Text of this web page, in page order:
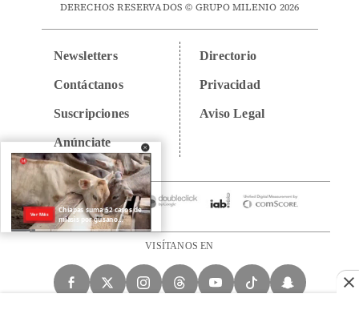
DERECHOS RESERVADOS © GRUPO MILENIO 2026
Newsletters
Contáctanos
Suscripciones
Anúnciate
Directorio
Privacidad
Aviso Legal
VISÍTANOS EN